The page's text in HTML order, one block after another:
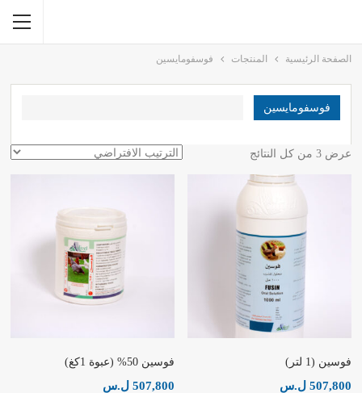
الصفحة الرئيسية المنتجات فوسفومايسين
فوسفومايسين
عرض ⁦3⁩ من كل النتائج
فوسين (1 لتر)
507,800 ل.س
فوسين 50% (عبوة 1كغ)
507,800 ل.س